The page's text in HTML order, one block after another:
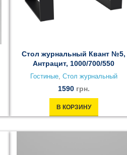
Стол журнальный Квант №5,
Антрацит, 1000/700/550
Гостиные, Стол журнальный
1590 грн.
В КОРЗИНУ